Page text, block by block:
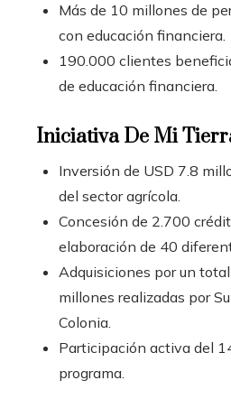
Más de 10 millones de
con educación financiera.
190.000 clientes
de educación financiera.
Iniciativa De Mi
Inversión de USD 7.8
del sector agrícola.
Concesión de 2.700
elaboración de 40
Adquisiciones por un
millones realizadas por
Colonia.
Participación activa del
programa.